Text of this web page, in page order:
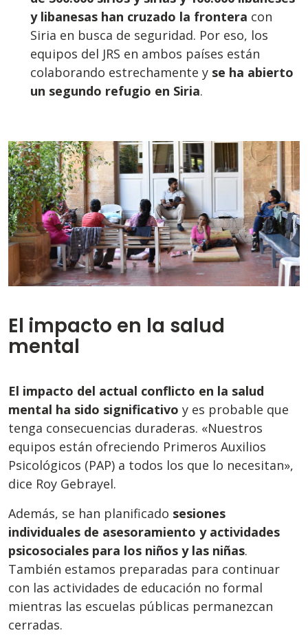
y libanesas han cruzado la frontera con
Siria en busca de seguridad. Por eso, los
equipos del JRS en ambos países están
colaborando estrechamente y se ha abierto
un segundo refugio en Siria.
El impacto en la salud
mental
El impacto del actual conflicto en la salud
mental ha sido significativo y es probable que
tenga consecuencias duraderas. «Nuestros
equipos están ofreciendo Primeros Auxilios
Psicológicos (PAP) a todos los que lo necesitan»,
dice Roy Gebrayel.
Además, se han planificado sesiones
individuales de asesoramiento y actividades
psicosociales para los niños y las niñas.
También estamos preparadas para continuar
con las actividades de educación no formal
mientras las escuelas públicas permanezcan
cerradas.